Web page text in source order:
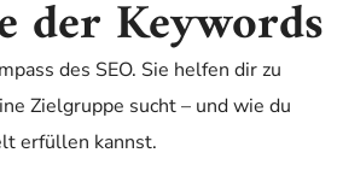
der Keywords
des SEO. Sie helfen dir zu
Zielgruppe sucht – und wie du
erfüllen kannst.